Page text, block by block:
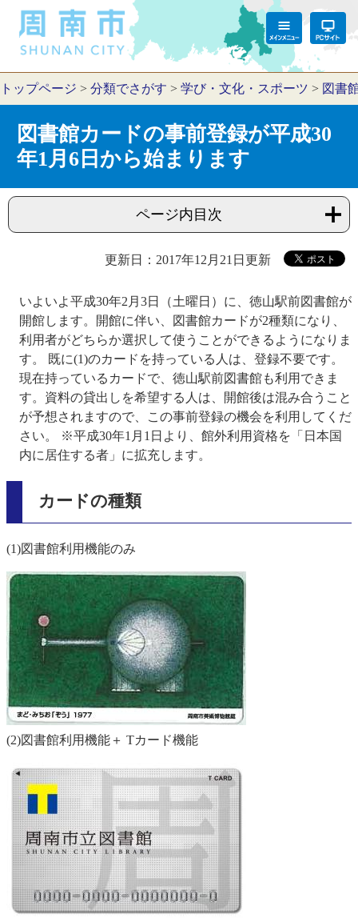
トップページ > 分類でさがす > 学び・文化・スポーツ > 図書
図書館カードの事前登録が平成30
年1月6日から始まります
ページ内目次
更新日：2017年12月21日更新
いよいよ平成30年2月3日（土曜日）に、徳山駅前図書館が
開館します。開館に伴い、図書館カードが2種類になり、
利用者がどちらか選択して使うことができるようになりま
す。 既に(1)のカードを持っている人は、登録不要です。
現在持っているカードで、徳山駅前図書館も利用できま
す。資料の貸出しを希望する人は、開館後は混み合うこと
が予想されますので、この事前登録の機会を利用してくだ
さい。 ※平成30年1月1日より、館外利用資格を「日本国
内に居住する者」に拡充します。
カードの種類
(1)図書館利用機能のみ
(2)図書館利用機能＋ Tカード機能